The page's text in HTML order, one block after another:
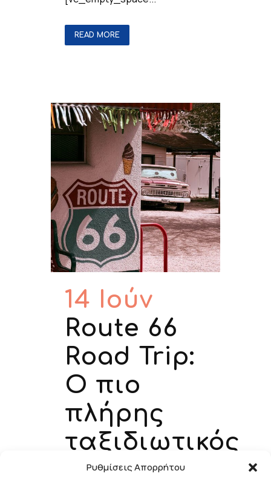
Ρυθμίσεις Απορρήτου
READ MORE
14 Ιούν
Route 66
Road Trip:
Ο πιο
πλήρης
ταξιδιωτικός
οδηγός